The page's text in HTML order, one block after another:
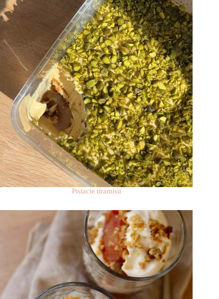
Pistacie tiramisu